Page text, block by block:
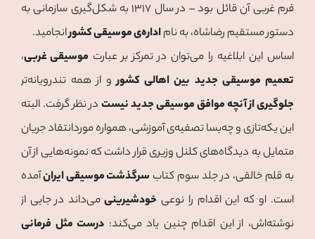
فرم غربی آن قائل بود – در سال ۱۳۱۷ به شکل‌گیری سازمانی به
دستور مستقیم رضاشاه، به ناماداره‌ی موسیقی کشورانجامید.
اساس این ابلاغیه را می‌توان در تمرکز بر عبارت موسیقی غربی،
تعمیم موسیقی جدید بین اهالی کشورو از همه تندرویانه‌تر
جلوگیری از آنچه موافق موسیقی جدید نیست در نظر گرفت. البته
این یکه‌تازی و چه‌بسا تصفیه‌ی آموزشی، همواره موردانتقاد جریان
متمایل به دیدگاه‌های کلنل وزیری قرار داشت که نمونه‌هایی از آن
به قلم خالقی، در جلد سوم کتاب سرگذشت موسیقی ایرانآمده
است. او که این اقدام را نوعی خودشیرینی می‌داند در جایی از
نوشته‌اش، از این اقدام چنین یاد می‌کند: درست مثل فرمانی